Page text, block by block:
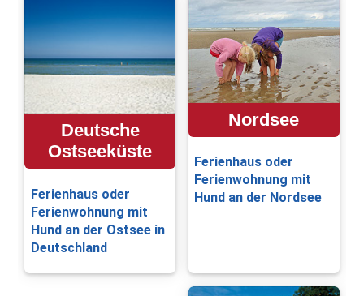
Deutsche
Ostseeküste
Ferienhaus oder
Ferienwohnung mit
Hund an der Ostsee in
Deutschland
Nordsee
Ferienhaus oder
Ferienwohnung mit
Hund an der Nordsee